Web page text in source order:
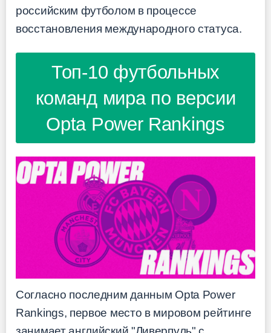
российским футболом в процессе
восстановления международного статуса.
Топ-10 футбольных
команд мира по версии
Opta Power Rankings
Согласно последним данным Opta Power
Rankings, первое место в мировом рейтинге